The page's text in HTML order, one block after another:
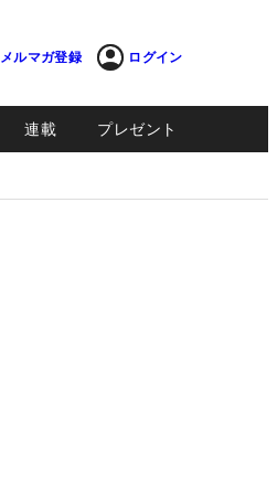
メルマガ登録 ログイン
連載 プレゼント